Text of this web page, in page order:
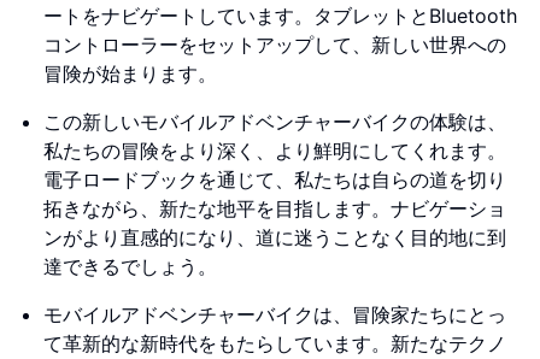
ートをナビゲートしています。タブレットとBluetooth
コントローラーをセットアップして、新しい世界への
冒険が始まります。
この新しいモバイルアドベンチャーバイクの体験は、
私たちの冒険をより深く、より鮮明にしてくれます。
電子ロードブックを通じて、私たちは自らの道を切り
拓きながら、新たな地平を目指します。ナビゲーショ
ンがより直感的になり、道に迷うことなく目的地に到
達できるでしょう。
モバイルアドベンチャーバイクは、冒険家たちにとっ
て革新的な新時代をもたらしています。新たなテクノ